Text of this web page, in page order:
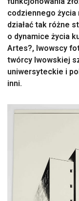
codziennego życia
działać tak różne
o dynamice życia
Artes?, lwowscy
twórcy lwowskiej
uniwersyteckie i
inni.